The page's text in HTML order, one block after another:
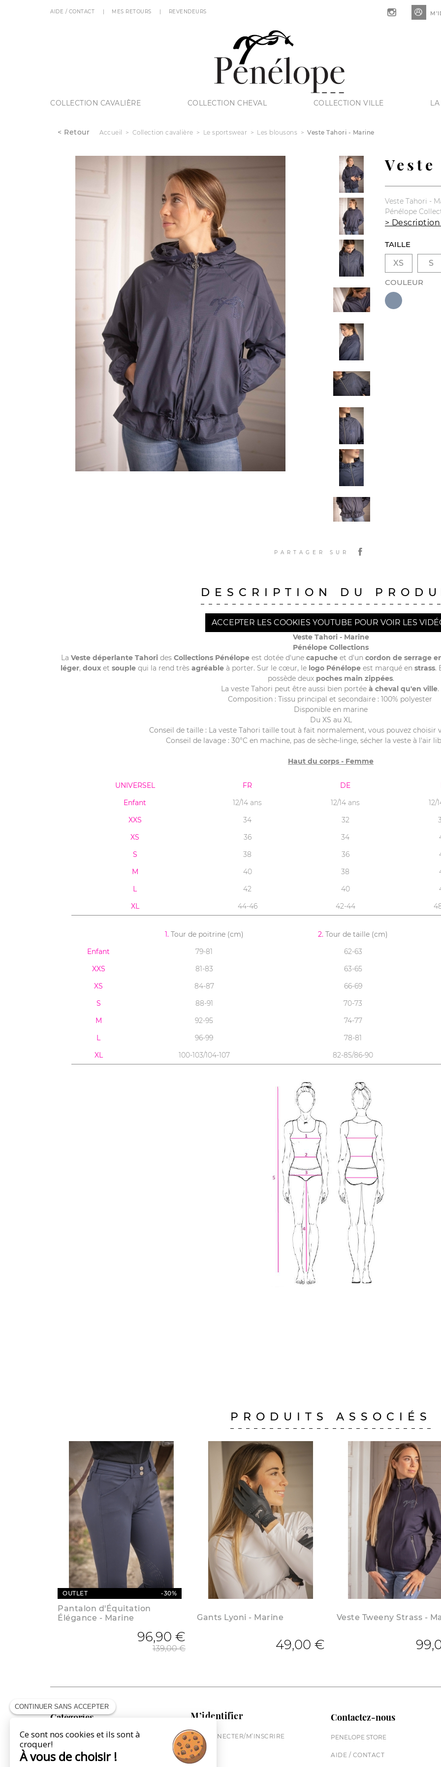

AIDE / CONTACT MES RETOURS REVENDEURS
COLLECTION CAVALIÈRE COLLECTION CHEVAL COLLECTION VILLE
< Retour Accueil Collection cavalière Le sportswear Les blousons Veste Tahori - Marine
PARTAGER SUR
Veste Tahori -
Pénélope
>
TAILLE
XS
S
COULEUR
DESCRIPTION DU
ACCEPTER LES COOKIES YOUTUBE POUR VOIR LES
Veste Tahori - Marine
Pénélope Collections
La Veste déperlante Tahori des Collections Pénélope est dotée d'une capuche et d'un cordon de serrage
léger, doux et souple qui la rend très agréable à porter. Sur le cœur, le logo Pénélope est marqué en strass.
possède deux poches main zippées.
La veste Tahori peut être aussi bien portée à cheval qu'en ville.
Composition : Tissu principal et secondaire : 100% polyester
Disponible en marine
Du XS au XL
Conseil de taille : La veste Tahori taille tout à fait normalement, vous pouvez choisir
Conseil de lavage : 30°C en machine, pas de sèche-linge, sécher la veste à l'air
Haut du corps - Femme
UNIVERSEL FR DE
Enfant
12/14 ans 12/14 ans 12/
XXS
34 32
XS
36 34
S
38 36
M
40 38
L
42 40
XL
44-46 42-44
1. Tour de poitrine (cm) 2. Tour de taille (cm)
Enfant
79-81 62-63
XXS
81-83 63-65
XS
84-87 66-69
S
88-91 70-73
M
92-95 74-77
L
96-99 78-81
XL
100-103/104-107 82-85/86-90
PRODUITS ASSOCIÉS
OUTLET -30%
Pantalon d'Équitation
Élégance - Marine
96,90 €
139,00 €
Gants Lyoni - Marine
49,00 €
Veste Tweeny Strass -
Catégories
COLLECTION CAVALIÈRE
COLLECTION CHEVAL
COLLECTION VILLE
M’identifier
ME CONNECTER/M’INSCRIRE
Contactez-nous
PENELOPE STORE
AIDE / CONTACT
CONTINUER SANS ACCEPTER
Ce sont nos cookies et ils sont à
croquer!
À vous de choisir !